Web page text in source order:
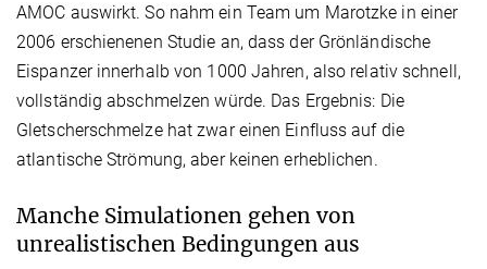
AMOC auswirkt. So nahm ein Team um Marotzke in einer
2006 erschienenen Studie an, dass der Grönländische
Eispanzer innerhalb von 1000 Jahren, also relativ schnell,
vollständig abschmelzen würde. Das Ergebnis: Die
Gletscherschmelze hat zwar einen Einfluss auf die
atlantische Strömung, aber keinen erheblichen.
Manche Simulationen gehen von
unrealistischen Bedingungen aus